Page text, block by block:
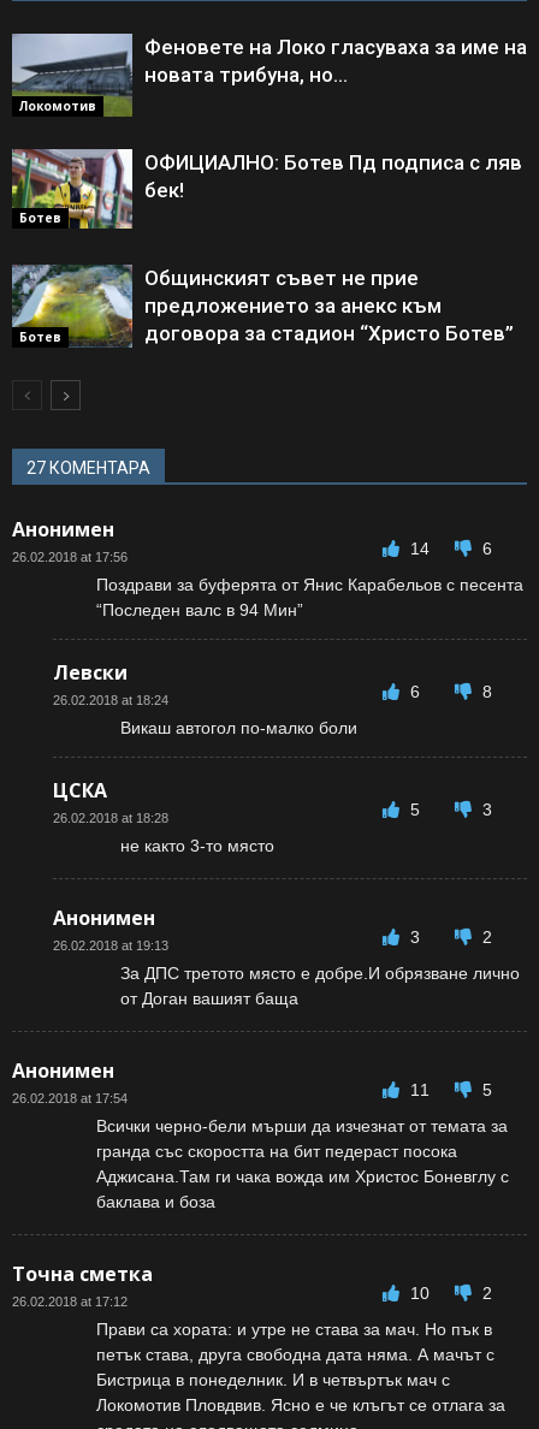
Локомотив
Феновете на Локо гласуваха за име на
новата трибуна, но…
Ботев
ОФИЦИАЛНО: Ботев Пд подписа с ляв
бек!
Ботев
Общинският съвет не прие
предложението за анекс към
договора за стадион “Христо Ботев”
27 КОМЕНТАРА
Анонимен
26.02.2018 at 17:56 14
6
Поздрави за буферята от Янис Карабельов с песента
“Последен валс в 94 Мин”
Левски
26.02.2018 at 18:24 6
8
Викаш автогол по-малко боли
ЦСКА
26.02.2018 at 18:28 5
3
не както 3-то място
Анонимен
26.02.2018 at 19:13 3
2
За ДПС третото място е добре.И обрязване лично
от Доган вашият баща
Анонимен
26.02.2018 at 17:54 11
5
Всички черно-бели мърши да изчезнат от темата за
гранда със скоростта на бит педераст посока
Аджисана.Там ги чака вожда им Христос Боневглу с
баклава и боза
Точна сметка
26.02.2018 at 17:12 10
2
Прави са хората: и утре не става за мач. Но пък в
петък става, друга свободна дата няма. А мачът с
Бистрица в понеделник. И в четвъртък мач с
Локомотив Пловдвив. Ясно е че клъгът се отлага за